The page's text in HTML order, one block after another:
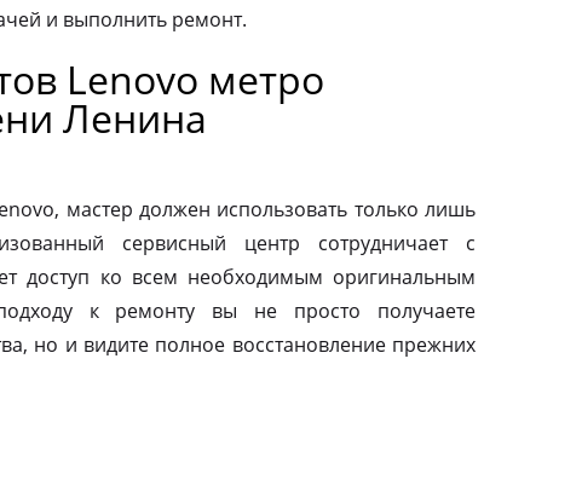
и выполнить ремонт.
Lenovo метро
Ленина
мастер должен использовать только лишь
сервисный центр сотрудничает с
доступ ко всем необходимым оригинальным
к ремонту вы не просто получаете
но и видите полное восстановление прежних